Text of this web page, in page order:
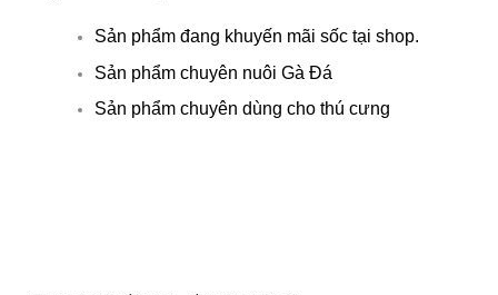
Sản phẩm đang khuyến mãi sốc tại shop.
Sản phẩm chuyên nuôi Gà Đá
Sản phẩm chuyên dùng cho thú cưng